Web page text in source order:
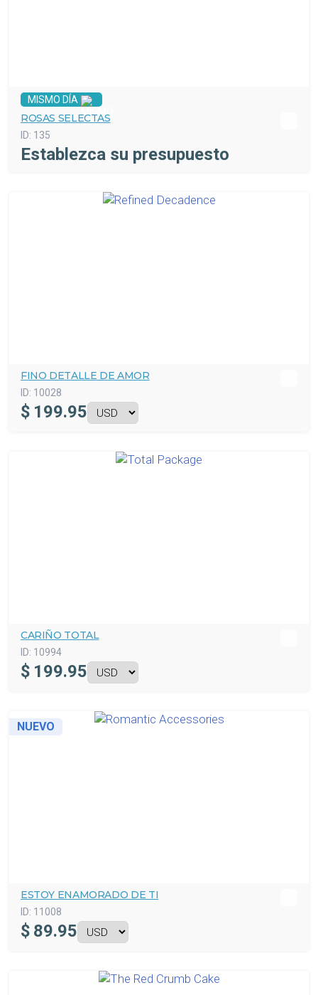
MISMO DÍA
ROSAS SELECTAS
ID: 135
Establezca su presupuesto
FINO DETALLE DE AMOR
ID: 10028
$ 199.95
CARIÑO TOTAL
ID: 10994
$ 199.95
NUEVO
ESTOY ENAMORADO DE TI
ID: 11008
$ 89.95